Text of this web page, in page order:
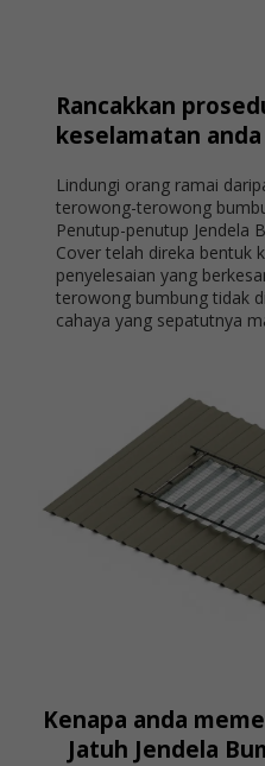
Rancakkan
keselamatan anda
Lindungi orang ramai
terowong-terowong
Penutup-penutup Jendela
Cover telah direka bentuk
penyelesaian yang
terowong bumbung tidak
cahaya yang sepatutnya
Kenapa anda
Jatuh Jendela